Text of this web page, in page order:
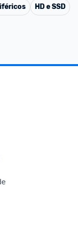
HD e SSD